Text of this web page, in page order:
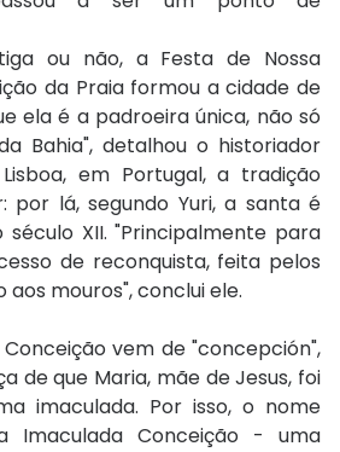
ou não, a Festa de Nossa
da Praia formou a cidade de
ela é a padroeira única, não só
Bahia", detalhou o historiador
em Portugal, a tradição
por lá, segundo Yuri, a santa é
XII. "Principalmente para
de reconquista, feita pelos
mouros", conclui ele.
vem de "concepción",
de que Maria, mãe de Jesus, foi
imaculada. Por isso, o nome
Imaculada Conceição - uma